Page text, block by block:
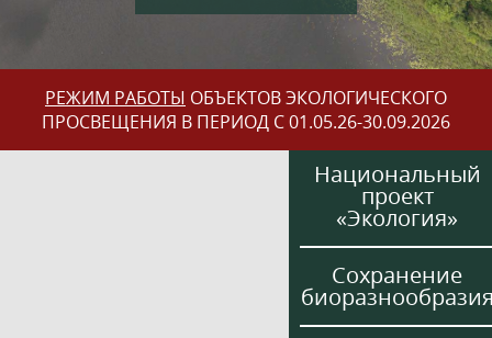
РЕЖИМ РАБОТЫ ОБЪЕКТОВ ЭКОЛОГИЧЕСКОГО
ПРОСВЕЩЕНИЯ В ПЕРИОД С 01.05.26-30.09.2026
Национальный
проект
«Экология»
Сохранение